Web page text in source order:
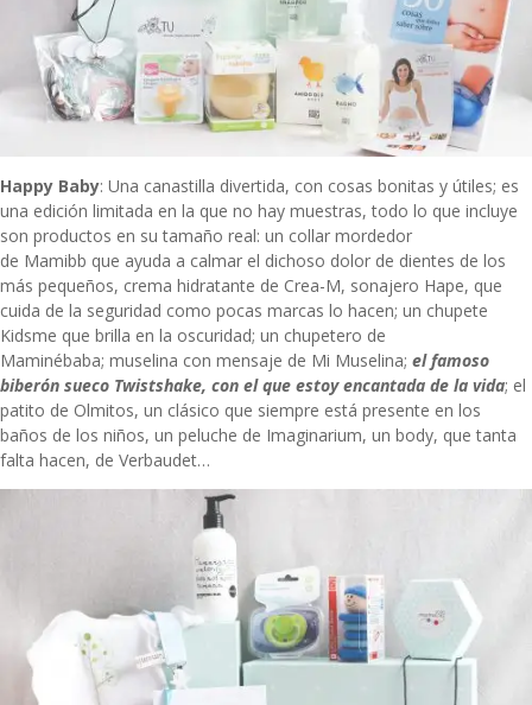
Happy Baby: Una canastilla divertida, con cosas bonitas y útiles; es
una edición limitada en la que no hay muestras, todo lo que incluye
son productos en su tamaño real: un collar mordedor
de Mamibb que ayuda a calmar el dichoso dolor de dientes de los
más pequeños, crema hidratante de Crea-M, sonajero Hape, que
cuida de la seguridad como pocas marcas lo hacen; un chupete
Kidsme que brilla en la oscuridad; un chupetero de
Maminébaba; muselina con mensaje de Mi Muselina; el famoso
biberón sueco Twistshake, con el que estoy encantada de la vida; el
patito de Olmitos, un clásico que siempre está presente en los
baños de los niños, un peluche de Imaginarium, un body, que tanta
falta hacen, de Verbaudet…